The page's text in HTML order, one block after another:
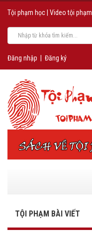
Tội phạm học Video tội phạm
Đăng nhập Đăng ký
TỘI PHẠM BÀI VIẾT